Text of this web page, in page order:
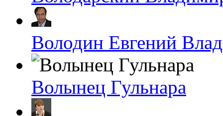
Володин Евгений
Волынец Гульнара